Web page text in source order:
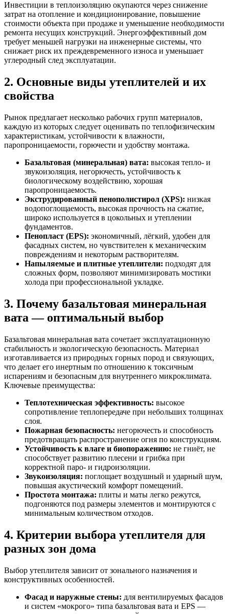
Инвестиции в теплоизоляцию окупаются через снижение
затрат на отопление и кондиционирование, повышение
стоимости объекта при продаже и уменьшение необходимости
ремонта несущих конструкций. Энергоэффективный дом
требует меньшей нагрузки на инженерные системы, что
снижает риск их преждевременного износа и уменьшает
углеродный след эксплуатации.
2. Основные виды утеплителей и их
свойства
Рынок предлагает несколько рабочих групп материалов,
каждую из которых следует оценивать по теплофизическим
характеристикам, устойчивости к влажности,
паропроницаемости, горючести и удобству монтажа.
Базальтовая (минеральная) вата: высокая тепло- и
звукоизоляция, негорючесть, устойчивость к
биологическому воздействию, хорошая
паропроницаемость.
Экструдированный пенополистирол (XPS): низкая
водопоглощаемость, высокая прочность на сжатие,
широко используется в цокольных и утеплении
фундаментов.
Пенопласт (EPS): экономичный, лёгкий, удобен для
фасадных систем, но чувствителен к механическим
повреждениям и некоторым растворителям.
Напыляемые и плитные утеплители: подходят для
сложных форм, позволяют минимизировать мостики
холода при профессиональной укладке.
3. Почему базальтовая минеральная
вата — оптимальный выбор
Базальтовая минеральная вата сочетает эксплуатационную
стабильность и экологическую безопасность. Материал
изготавливается из природных горных пород и связующих,
что делает его инертным по отношению к токсичным
испарениям и безопасным для внутреннего микроклимата.
Ключевые преимущества:
Теплотехническая эффективность: высокое
сопротивление теплопередаче при небольших толщинах
слоя.
Пожарная безопасность: негорючесть и способность
предотвращать распространение огня по конструкциям.
Устойчивость к влаге и биопоражению: не гниёт, не
способствует развитию плесени и грибка при
корректной паро- и гидроизоляции.
Звукоизоляция: поглощает воздушный и ударный шум,
повышая акустический комфорт помещений.
Простота монтажа: плиты и маты легко режутся,
подгоняются под размеры элементов и монтируются с
минимальным количеством отходов.
4. Критерии выбора утеплителя для
разных зон дома
Выбор утеплителя зависит от зонального назначения и
конструктивных особенностей.
Фасад и наружные стены: для вентилируемых фасадов
и систем «мокрого» типа базальтовая вата и EPS —